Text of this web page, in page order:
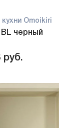
Omoikiri
BL черный
руб.